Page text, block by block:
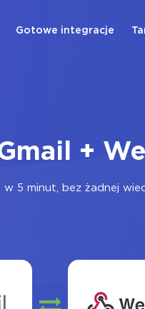
Gotowe integracje
+
5 minut, bez żadnej